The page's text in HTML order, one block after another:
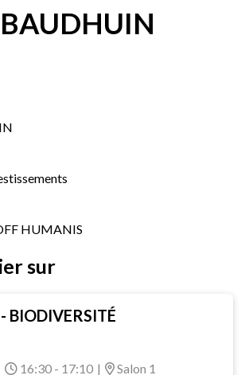
HUMANIS
sur
BIODIVERSITÉ
16:30 - 17:10 | Salon 1